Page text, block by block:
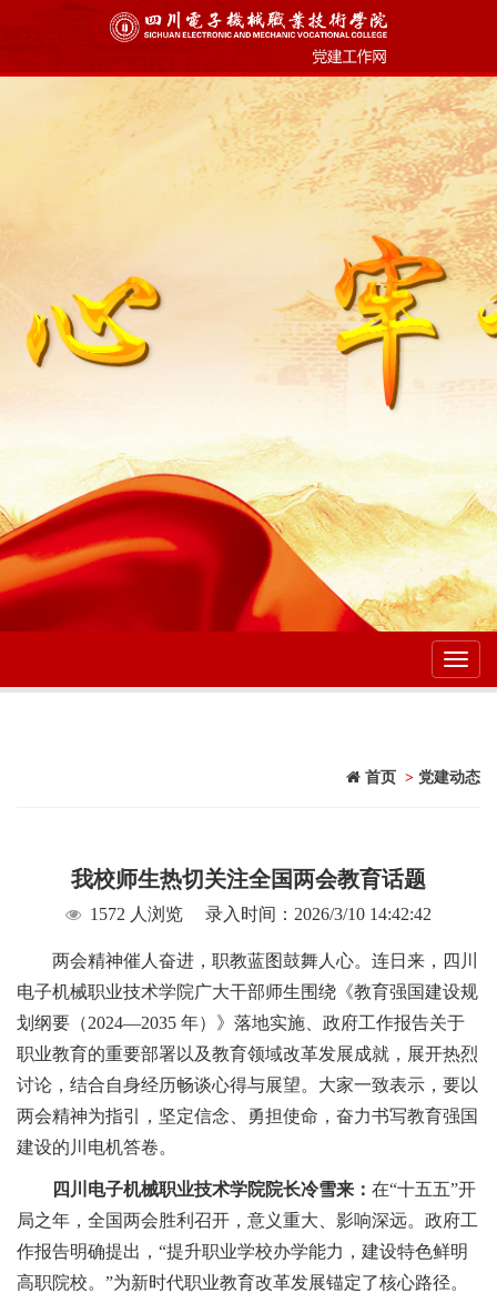
首页 > 党建动态
我校师生热切关注全国两会教育话题
1572 人浏览 录入时间：2026/3/10 14:42:42
两会精神催人奋进，职教蓝图鼓舞人心。连日来，四川
电子机械职业技术学院广大干部师生围绕《教育强国建设规
划纲要（2024—2035 年）》落地实施、政府工作报告关于
职业教育的重要部署以及教育领域改革发展成就，展开热烈
讨论，结合自身经历畅谈心得与展望。大家一致表示，要以
两会精神为指引，坚定信念、勇担使命，奋力书写教育强国
建设的川电机答卷。
四川电子机械职业技术学院院长冷雪来： 在“十五五”开
局之年，全国两会胜利召开，意义重大、影响深远。政府工
作报告明确提出，“提升职业学校办学能力，建设特色鲜明
高职院校。”为新时代职业教育改革发展锚定了核心路径。